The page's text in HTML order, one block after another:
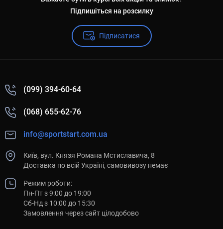
Підпишіться на розсилку
Підписатися
(099) 394-60-64
(068) 655-62-76
info@sportstart.com.ua
Київ, вул. Князя Романа Мстиславича, 8
Доставка по всій Україні, самовивозу немає
Режим роботи:
Пн-Пт з 9:00 до 19:00
Сб-Нд з 10:00 до 15:30
Замовлення через сайт цілодобово